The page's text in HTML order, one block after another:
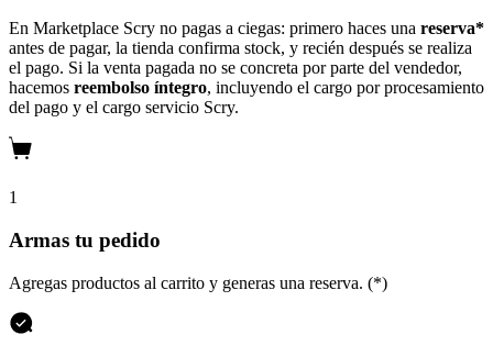
En Marketplace Scry no pagas a ciegas: primero haces una reserva*
antes de pagar, la tienda confirma stock, y recién después se realiza
el pago. Si la venta pagada no se concreta por parte del vendedor,
hacemos reembolso íntegro, incluyendo el cargo por procesamiento
del pago y el cargo servicio Scry.
1
Armas tu pedido
Agregas productos al carrito y generas una reserva. (*)